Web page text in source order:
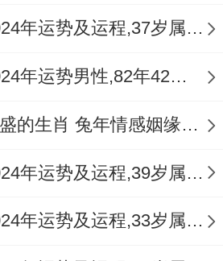
1987年属兔女2024年运势及运程,37岁属兔人2024全年每月运势女性如何
1982年属狗人2024年运势男性,82年42岁属狗男2024年每月运程怎么样
2023年姻缘最旺盛的生肖 兔年情感姻缘运比较旺的属相
1985年属牛女2024年运势及运程,39岁属牛人2024全年每月运势女性如何
1991年属羊女2024年运势及运程,33岁属羊人2024全年每月运势女性如何